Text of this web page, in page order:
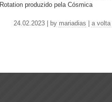
Rotation produzido pela Cósmica
24.02.2023 | by mariadias a volta